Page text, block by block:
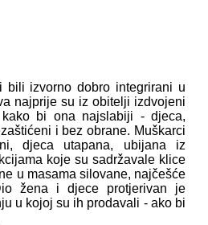
bili izvorno dobro integrirani u
najprije su iz obitelji izdvojeni
bi ona najslabiji - djeca,
i bez obrane. Muškarci
djeca utapana, ubijana iz
koje su sadržavale klice
u masama silovane, najčešće
žena i djece protjerivan je
u kojoj su ih prodavali - ako bi